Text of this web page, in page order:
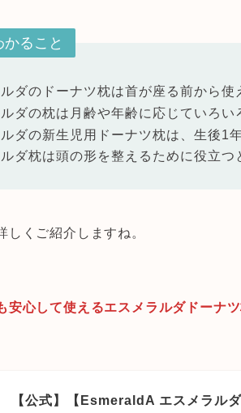
ること
ダのドーナツ枕は首が座る前から使
ダの枕は月齢や年齢に応じていろい
ダの新生児用ドーナツ枕は、生後1
ダ枕は頭の形を整えるために役立つ
しくご紹介しますね。
安心して使えるエスメラルダドーナ
【公式】【EsmeraldA エスメラル